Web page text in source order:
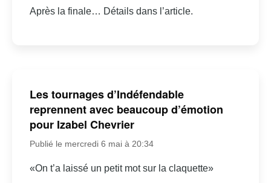
Après la finale… Détails dans l’article.
Les tournages d’Indéfendable
reprennent avec beaucoup d’émotion
pour Izabel Chevrier
Publié le mercredi 6 mai à 20:34
«On t’a laissé un petit mot sur la claquette»